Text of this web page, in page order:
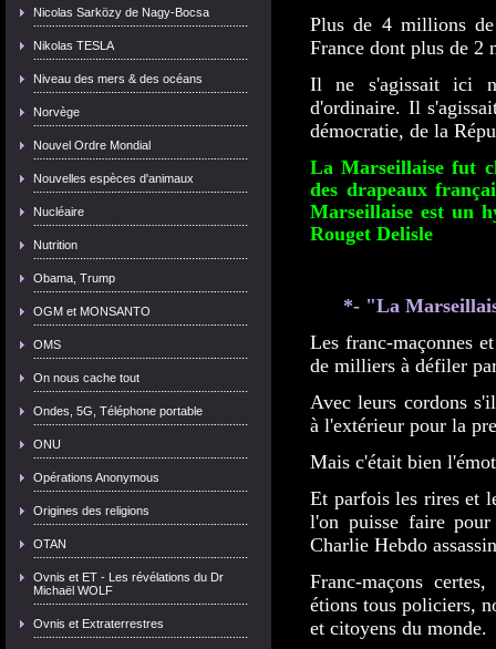
Nicolas Sarközy de Nagy-Bocsa
Nikolas TESLA
Niveau des mers & des océans
Norvège
Nouvel Ordre Mondial
Nouvelles espèces d'animaux
Nucléaire
Nutrition
Obama, Trump
OGM et MONSANTO
OMS
On nous cache tout
Ondes, 5G, Téléphone portable
ONU
Opérations Anonymous
Origines des religions
OTAN
Ovnis et ET - Les révélations du Dr
Michaël WOLF
Ovnis et Extraterrestres
Plus de 4 millions
France dont plus de 2
Il ne s'agissait ici
d'ordinaire. Il
démocratie, de la
La Marseillaise fut
des drapeaux
Marseillaise est un
Rouget Delisle
*- "La
Les franc-maçonnes
de milliers à défiler
Avec leurs cordons
à l'extérieur pour la
Mais c'était bien
Et parfois les rires et
l'on puisse faire pour
Charlie Hebdo
Franc-maçons
étions tous policiers,
et citoyens du monde.